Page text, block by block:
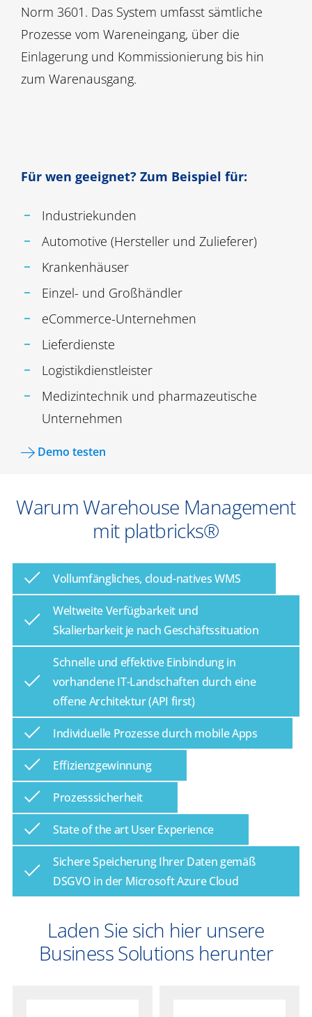
Norm 3601. Das System umfasst sämtliche
Prozesse vom Wareneingang, über die
Einlagerung und Kommissionierung bis hin
zum Warenausgang.
Für wen geeignet? Zum Beispiel für:
Industriekunden
Automotive (Hersteller und Zulieferer)
Krankenhäuser
Einzel- und Großhändler
eCommerce-Unternehmen
Lieferdienste
Logistikdienstleister
Medizintechnik und pharmazeutische
Unternehmen
Demo testen
Warum Warehouse Management
mit platbricks®
Vollumfängliches, cloud-natives WMS
Weltweite Verfügbarkeit und
Skalierbarkeit je nach Geschäftssituation
Schnelle und effektive Einbindung in
vorhandene IT-Landschaften durch eine
offene Architektur (API first)
Individuelle Prozesse durch mobile Apps
Effizienzgewinnung
Prozesssicherheit
State of the art User Experience
Sichere Speicherung Ihrer Daten gemäß
DSGVO in der Microsoft Azure Cloud
Laden Sie sich hier unsere
Business Solutions herunter